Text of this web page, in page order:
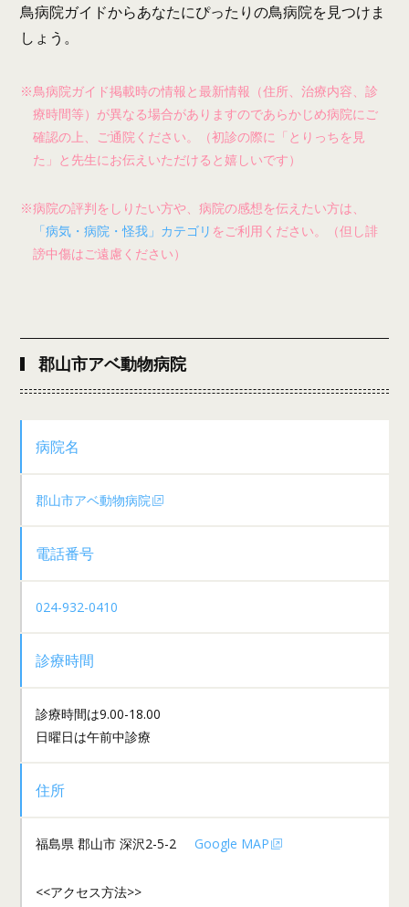
鳥病院ガイドからあなたにぴったりの鳥病院を見つけま
しょう。
※鳥病院ガイド掲載時の情報と最新情報（住所、治療内容、診
療時間等）が異なる場合がありますのであらかじめ病院にご
確認の上、ご通院ください。（初診の際に「とりっちを見
た」と先生にお伝えいただけると嬉しいです）
※病院の評判をしりたい方や、病院の感想を伝えたい方は、
「病気・病院・怪我」カテゴリ をご利用ください。（但し誹
謗中傷はご遠慮ください）
郡山市アベ動物病院
病院名
郡山市アベ動物病院
電話番号
024-932-0410
診療時間
診療時間は9.00-18.00
日曜日は午前中診療
住所
福島県 郡山市 深沢2-5-2 Google MAP
<<アクセス方法>>